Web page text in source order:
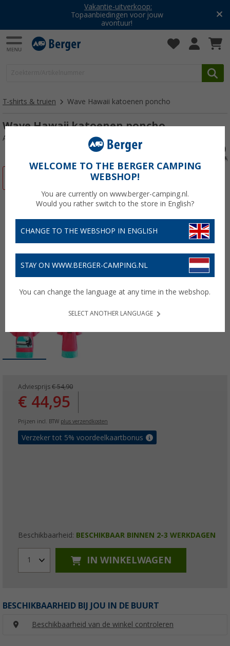
Vakantie-uitverkoop:
Topaanbiedingen voor jouw
avontuur!
T-shirts & truien Wave Hawaii katoenen poncho
Wave Hawaii katoenen poncho
Artikelnr: 237856XS
Adviesprijs € 54,90
€ 44,95
Prijzen incl. BTW plus verzendkosten
Verzeker tot 5% voordeelkaartbonus
Beschikbaarheid: BESCHIKBAAR BINNEN 2-3 WERKDAGEN
1 IN WINKELWAGEN
BESCHIKBAARHEID BIJ JOU IN DE BUURT
Beschikbaarheid van de winkel controleren
WELCOME TO THE BERGER CAMPING
WEBSHOP!
You are currently on www.berger-camping.nl.
Would you rather switch to the store in English?
CHANGE TO THE WEBSHOP IN ENGLISH
STAY ON WWW.BERGER-CAMPING.NL
You can change the language at any time in the webshop.
SELECT ANOTHER LANGUAGE